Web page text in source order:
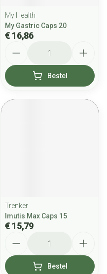
My Health
My Gastric Caps 20
€ 16,86
Bestel
Trenker
Imutis Max Caps 15
€ 15,79
Bestel